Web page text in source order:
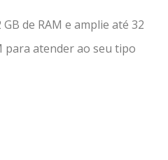
de RAM e amplie até 32
para atender ao seu tipo